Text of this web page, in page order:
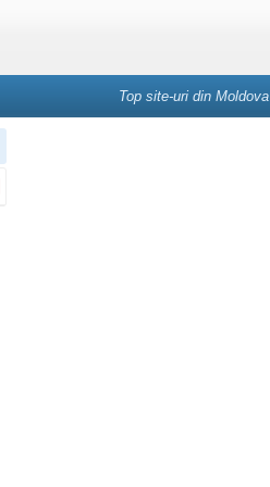
Top site-uri din Moldova